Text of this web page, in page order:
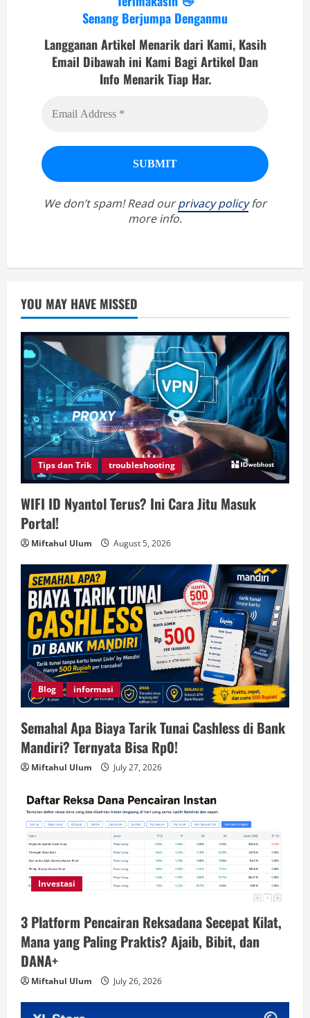
Senang Berjumpa Denganmu
Langganan Artikel Menarik dari Kami, Kasih
Email Dibawah ini Kami Bagi Artikel Dan
Info Menarik Tiap Har.
We don’t spam! Read ourprivacy policyfor
more info.
YOU MAY HAVE MISSED
Tips dan Trik troubleshooting
WIFI ID Nyantol Terus? Ini Cara Jitu Masuk
Portal!
Miftahul Ulum August 5, 2026
Blog informasi
Semahal Apa Biaya Tarik Tunai Cashless di Bank
Mandiri? Ternyata Bisa Rp0!
Miftahul Ulum July 27, 2026
Investasi
3 Platform Pencairan Reksadana Secepat Kilat,
Mana yang Paling Praktis? Ajaib, Bibit, dan
DANA+
Miftahul Ulum July 26, 2026